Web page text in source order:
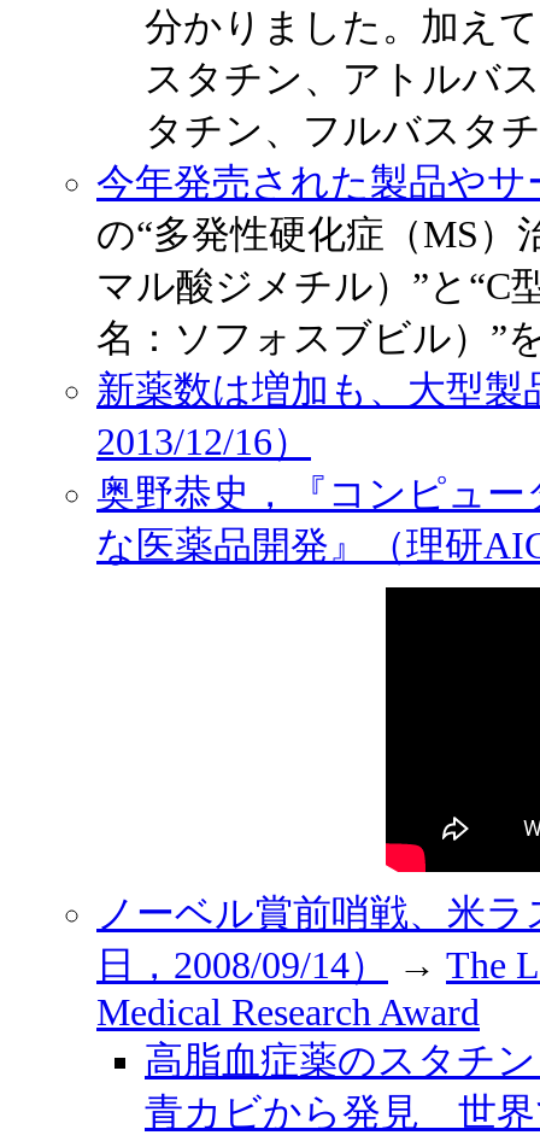
分かりました。加え
スタチン、アトルバ
タチン、フルバスタ
今年発売された製品やサ
の“多発性硬化症（MS
マル酸ジメチル）”と“C
名：ソフォスブビル）”
新薬数は増加も、大型
2013/12/16）
奥野恭史，『コンピュ
な医薬品開発』（理研
ノーベル賞前哨戦、米
日，2008/09/14）
→ The
Medical Research Award
高脂血症薬のスタチ
青カビから発見 世界